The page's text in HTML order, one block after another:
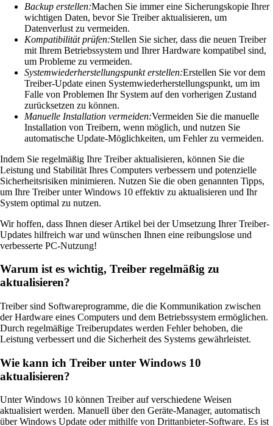
Backup erstellen:Machen Sie immer eine Sicherungskopie Ihrer
wichtigen Daten, bevor Sie Treiber aktualisieren, um
Datenverlust zu vermeiden.
Kompatibilität prüfen:Stellen Sie sicher, dass die neuen Treiber
mit Ihrem Betriebssystem und Ihrer Hardware kompatibel sind,
um Probleme zu vermeiden.
Systemwiederherstellungspunkt erstellen:Erstellen Sie vor dem
Treiber-Update einen Systemwiederherstellungspunkt, um im
Falle von Problemen Ihr System auf den vorherigen Zustand
zurücksetzen zu können.
Manuelle Installation vermeiden:Vermeiden Sie die manuelle
Installation von Treibern, wenn möglich, und nutzen Sie
automatische Update-Möglichkeiten, um Fehler zu vermeiden.
Indem Sie regelmäßig Ihre Treiber aktualisieren, können Sie die
Leistung und Stabilität Ihres Computers verbessern und potenzielle
Sicherheitsrisiken minimieren. Nutzen Sie die oben genannten Tipps,
um Ihre Treiber unter Windows 10 effektiv zu aktualisieren und Ihr
System optimal zu nutzen.
Wir hoffen, dass Ihnen dieser Artikel bei der Umsetzung Ihrer Treiber-
Updates hilfreich war und wünschen Ihnen eine reibungslose und
verbesserte PC-Nutzung!
Warum ist es wichtig, Treiber regelmäßig zu
aktualisieren?
Treiber sind Softwareprogramme, die die Kommunikation zwischen
der Hardware eines Computers und dem Betriebssystem ermöglichen.
Durch regelmäßige Treiberupdates werden Fehler behoben, die
Leistung verbessert und die Sicherheit des Systems gewährleistet.
Wie kann ich Treiber unter Windows 10
aktualisieren?
Unter Windows 10 können Treiber auf verschiedene Weisen
aktualisiert werden. Manuell über den Geräte-Manager, automatisch
über Windows Update oder mithilfe von Drittanbieter-Software. Es ist